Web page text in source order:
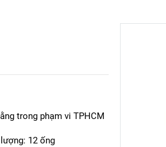
trong phạm vi TPHCM
12 ống